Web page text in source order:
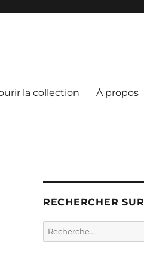
la collection À propos
RECHERCHER
Recherche
pour :